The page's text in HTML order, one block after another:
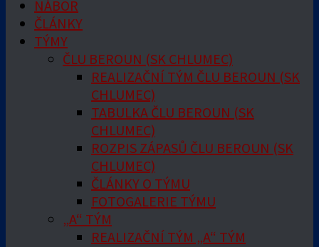
NÁBOR
ČLÁNKY
TÝMY
ČLU BEROUN (SK CHLUMEC)
REALIZAČNÍ TÝM ČLU BEROUN (SK
CHLUMEC)
TABULKA ČLU BEROUN (SK
CHLUMEC)
ROZPIS ZÁPASŮ ČLU BEROUN (SK
CHLUMEC)
ČLÁNKY O TÝMU
FOTOGALERIE TÝMU
„A“ TÝM
REALIZAČNÍ TÝM „A“ TÝM